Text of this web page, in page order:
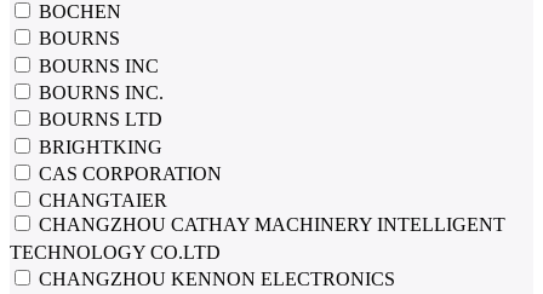
BOCHEN
BOURNS
BOURNS INC
BOURNS INC.
BOURNS LTD
BRIGHTKING
CAS CORPORATION
CHANGTAIER
CHANGZHOU CATHAY MACHINERY INTELLIGENT
TECHNOLOGY CO.LTD
CHANGZHOU KENNON ELECTRONICS